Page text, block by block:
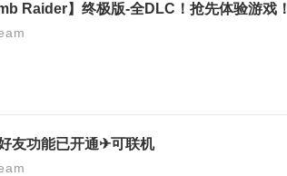
Raider】终极版-全DLC！抢先体验游戏！
友功能已开通✈可联机